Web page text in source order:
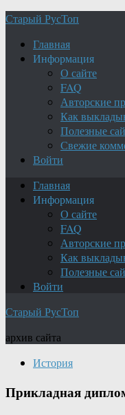
Старый РусТоп
Главная
Информация
О сайте
FAQ
Авторские
Как
Полезные
Свежие
Войти
Главная
Информация
О сайте
FAQ
Авторские
Как
Полезные
Войти
Старый РусТоп
архив сайта
История
Прикладная